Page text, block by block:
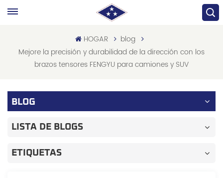
HOGAR
blog
Mejore la precisión y durabilidad de la dirección con los
brazos tensores FENGYU para camiones y SUV
BLOG
LISTA DE BLOGS
ETIQUETAS